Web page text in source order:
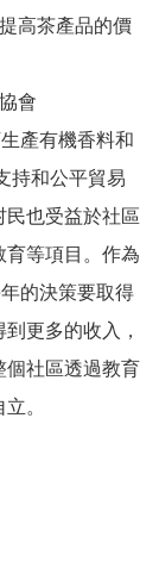
高茶產品的價
會
產有機香料和
持和公平貿易
民也受益於社區
育等項目。作為
的決策要取得
更多的收入，
個社區透過教育
。